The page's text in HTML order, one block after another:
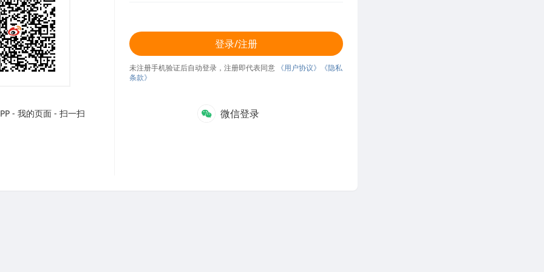
- 我的页面 - 扫一扫
登录/注册
未注册手机验证后自动登录，注册即代表同意 《用户协议》
《隐私
条款》
微信登录